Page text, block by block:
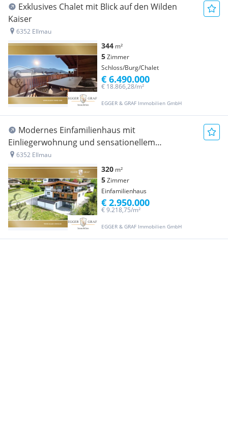
Exklusives Chalet mit Blick auf den Wilden
Kaiser
6352 Ellmau
344 m²
5Zimmer
Schloss/Burg/Chalet
EGGER & GRAF Immobilien GmbH
€ 18.866,28/m²
€ 6.490.000
Modernes Einfamilienhaus mit
Einliegerwohnung und sensationellem
Kaiserblick
6352 Ellmau
320 m²
5Zimmer
Einfamilienhaus
EGGER & GRAF Immobilien GmbH
€ 9.218,75/m²
€ 2.950.000